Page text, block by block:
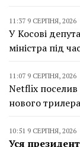
11:37 9 СЕРПНЯ, 2026
У Косові
міністра під
11:07 9 СЕРПНЯ, 2026
Netflix поселив
нового трилера
10:51 9 СЕРПНЯ, 2026
Уся